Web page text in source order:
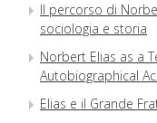
Il percorso di
sociologia e storia
Norbert Elias as a
Autobiographical
Elias e il Grande